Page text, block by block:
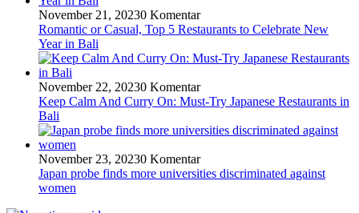
November 21, 20230 Komentar
Romantic or Casual, Top 5 Restaurants to Celebrate New
Year in Bali
November 22, 20230 Komentar
Keep Calm And Curry On: Must-Try Japanese Restaurants in
Bali
November 23, 20230 Komentar
Japan probe finds more universities discriminated against
women